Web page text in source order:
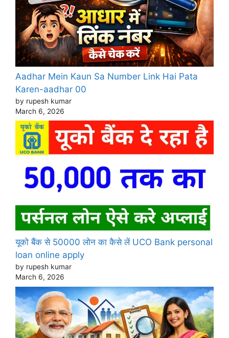
Aadhar Mein Kaun Sa Number Link Hai Pata
Karen-aadhar 00
by rupesh kumar
March 6, 2026
यूको बैंक से 50000 लोन का कैसे लें UCO Bank personal
loan online apply
by rupesh kumar
March 6, 2026